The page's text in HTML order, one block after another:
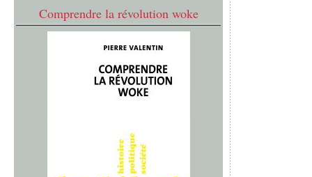
Comprendre la révolution woke